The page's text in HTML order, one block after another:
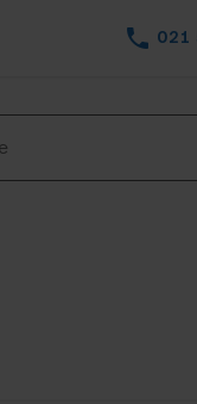
phone 021